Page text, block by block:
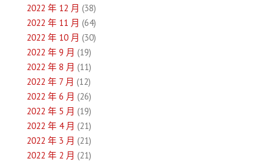
2022 年 12 月 (38)
2022 年 11 月 (64)
2022 年 10 月 (30)
2022 年 9 月 (19)
2022 年 8 月 (11)
2022 年 7 月 (12)
2022 年 6 月 (26)
2022 年 5 月 (19)
2022 年 4 月 (21)
2022 年 3 月 (21)
2022 年 2 月 (21)